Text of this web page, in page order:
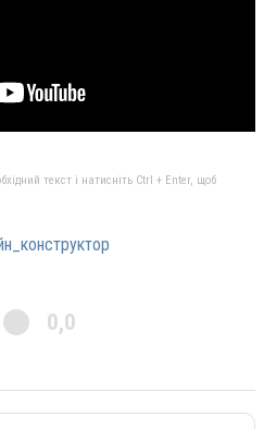
текст і натисніть Ctrl + Enter, щоб
0,0